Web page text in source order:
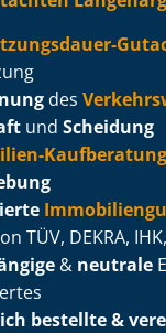
des
und Scheidung
Kaufberatung
TÜV, DEKRA,
& neutrale
bestellte &